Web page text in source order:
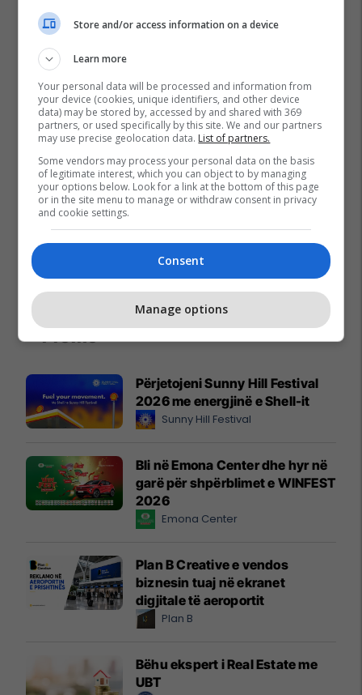
Promo
Përjetojeni Sunny Hill Festival
2026 me energjinë e Shell-it
Sunny Hill Festival
Bli në Emona Center dhe hyr në
garë për shpërblimet e WINFEST
2026
Emona Center
Plan B Creative e vendos
biznesin tuaj në ekranet
digjitale të aeroportit
Plan B
Bëhu ekspert i Real Estate me
UBT
Store and/or access information on a device
Learn more
Your personal data will be processed and information from
your device (cookies, unique identifiers, and other device
data) may be stored by, accessed by and shared with 369
partners, or used specifically by this site. We and our partners
may use precise geolocation data. List of partners.
Some vendors may process your personal data on the basis
of legitimate interest, which you can object to by managing
your options below. Look for a link at the bottom of this page
or in the site menu to manage or withdraw consent in privacy
and cookie settings.
Consent
Manage options